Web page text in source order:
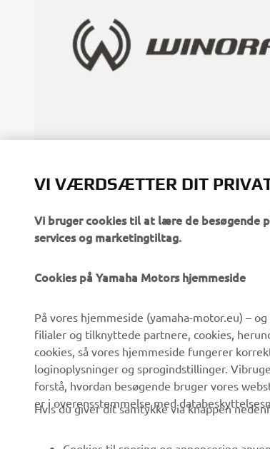
Om os
Nyheder
Begivenheder
Presse
eBike systemer
Myndigheder
Golfbaner
Redningstjensten
VI VÆRDSÆTTER DIT
Vi bruger cookies til at lære de besøgende
services og marketingtiltag.
Cookies på Yamaha Motors hjemmeside
På vores hjemmeside (yamaha-motor.eu) –
filialer og tilknyttede partnere, cookies,
cookies, så vores hjemmeside fungerer
loginoplysninger og sprogindstillinger.
forstå, hvordan besøgende bruger vores
er i overensstemmelse med
Hvis du giver dit samtykke via knappen